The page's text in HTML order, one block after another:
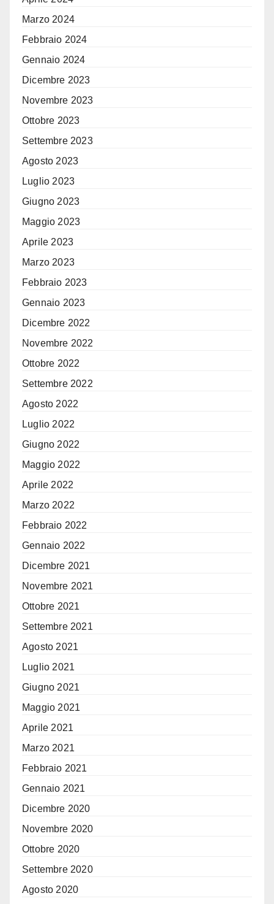
Marzo 2024
Febbraio 2024
Gennaio 2024
Dicembre 2023
Novembre 2023
Ottobre 2023
Settembre 2023
Agosto 2023
Luglio 2023
Giugno 2023
Maggio 2023
Aprile 2023
Marzo 2023
Febbraio 2023
Gennaio 2023
Dicembre 2022
Novembre 2022
Ottobre 2022
Settembre 2022
Agosto 2022
Luglio 2022
Giugno 2022
Maggio 2022
Aprile 2022
Marzo 2022
Febbraio 2022
Gennaio 2022
Dicembre 2021
Novembre 2021
Ottobre 2021
Settembre 2021
Agosto 2021
Luglio 2021
Giugno 2021
Maggio 2021
Aprile 2021
Marzo 2021
Febbraio 2021
Gennaio 2021
Dicembre 2020
Novembre 2020
Ottobre 2020
Settembre 2020
Agosto 2020